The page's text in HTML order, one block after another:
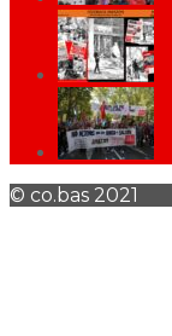
© co.bas 2021